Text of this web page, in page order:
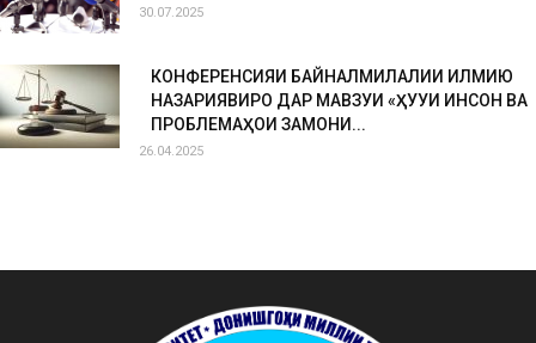
30.07.2025
КОНФЕРЕНСИЯИ БАЙНАЛМИЛАЛИИ ИЛМИЮ
НАЗАРИЯВИРО ДАР МАВЗУИ «ҲУҚУҚИ ИНСОН ВА
ПРОБЛЕМАҲОИ ЗАМОНИ...
26.04.2025